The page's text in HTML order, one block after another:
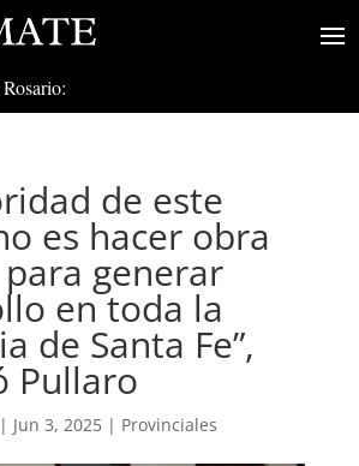
de este
es hacer obra
generar
en toda la
de Santa Fe”,
Pullaro
| Jun 3, 2025| Provinciales